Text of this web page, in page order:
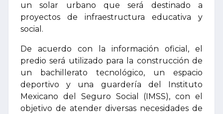
un solar urbano que será destinado a
proyectos de infraestructura educativa y
social.
De acuerdo con la información oficial, el
predio será utilizado para la construcción de
un bachillerato tecnológico, un espacio
deportivo y una guardería del Instituto
Mexicano del Seguro Social (IMSS), con el
objetivo de atender diversas necesidades de